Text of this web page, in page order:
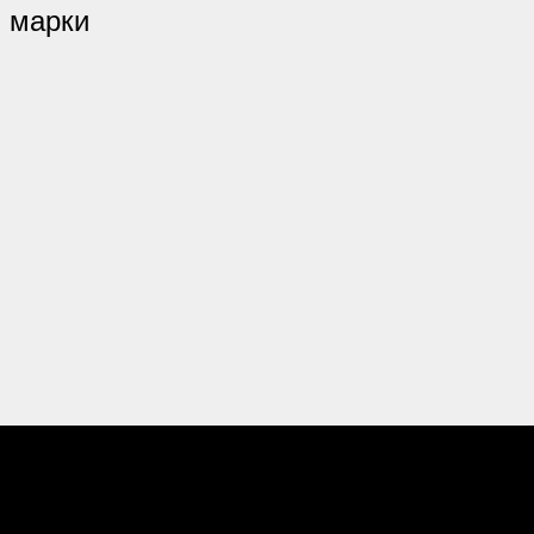
марки